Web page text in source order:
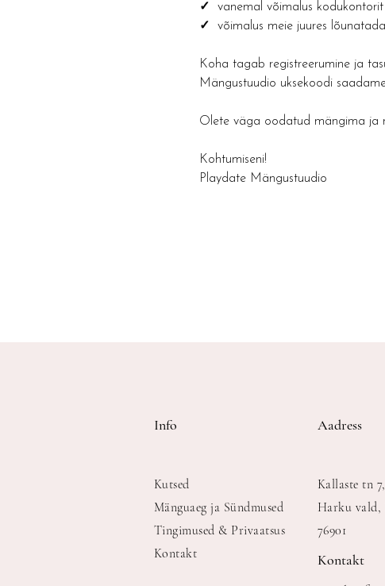
✓ vanemal võimalus
✓ võimalus meie juures
Koha tagab registreerumine ja
Mängustuudio uksekoodi
Olete väga oodatud mängima ja
Kohtumiseni!
Playdate Mängustuudio
Info Aadress
Kutsed
Mänguaeg ja Sündmused
Tingimused & Privaatsus
Kontakt
Kallaste tn
Harku
76901
Kontakt